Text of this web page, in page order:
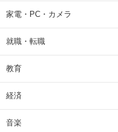
家電・PC・カメラ
就職・転職
教育
経済
音楽